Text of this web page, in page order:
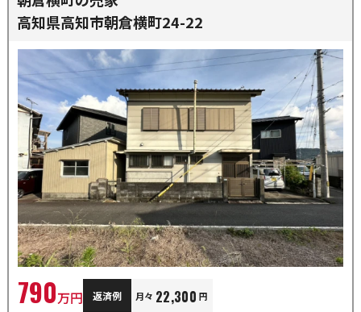
高知県高知市朝倉横町24-22
790万円 返済例 月々 22,300 円